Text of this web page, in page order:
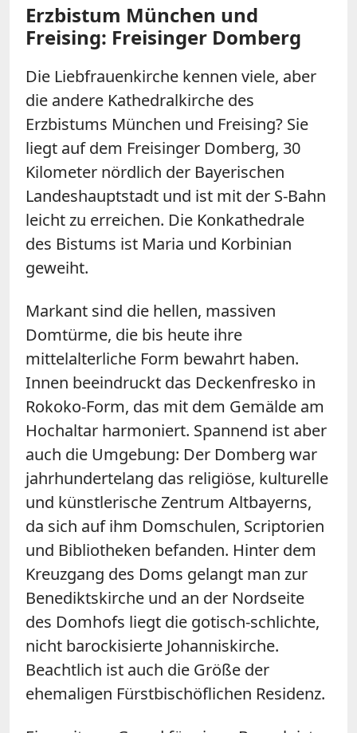
Erzbistum München und
Freising: Freisinger Domberg
Die Liebfrauenkirche kennen viele, aber
die andere Kathedralkirche des
Erzbistums München und Freising? Sie
liegt auf dem Freisinger Domberg, 30
Kilometer nördlich der Bayerischen
Landeshauptstadt und ist mit der S-Bahn
leicht zu erreichen. Die Konkathedrale
des Bistums ist Maria und Korbinian
geweiht.
Markant sind die hellen, massiven
Domtürme, die bis heute ihre
mittelalterliche Form bewahrt haben.
Innen beeindruckt das Deckenfresko in
Rokoko-Form, das mit dem Gemälde am
Hochaltar harmoniert. Spannend ist aber
auch die Umgebung: Der Domberg war
jahrhundertelang das religiöse, kulturelle
und künstlerische Zentrum Altbayerns,
da sich auf ihm Domschulen, Scriptorien
und Bibliotheken befanden. Hinter dem
Kreuzgang des Doms gelangt man zur
Benediktskirche und an der Nordseite
des Domhofs liegt die gotisch-schlichte,
nicht barockisierte Johanniskirche.
Beachtlich ist auch die Größe der
ehemaligen Fürstbischöflichen Residenz.